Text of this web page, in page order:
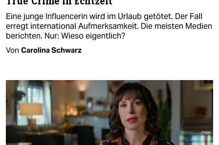
Eine junge Influencerin wird im Urlaub getötet. Der Fall
erregt international Aufmerksamkeit. Die meisten Medien
berichten. Nur: Wieso eigentlich?
Von Carolina Schwarz